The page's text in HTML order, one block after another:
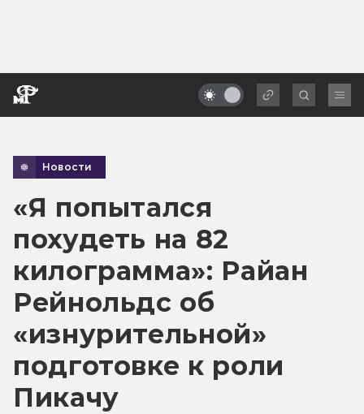
Новости
«Я попытался
похудеть на 82
килограмма»: Райан
Рейнольдс об
«изнурительной»
подготовке к роли
Пикачу